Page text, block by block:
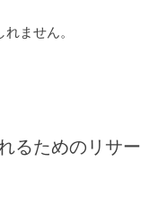
ません。
るためのリサー